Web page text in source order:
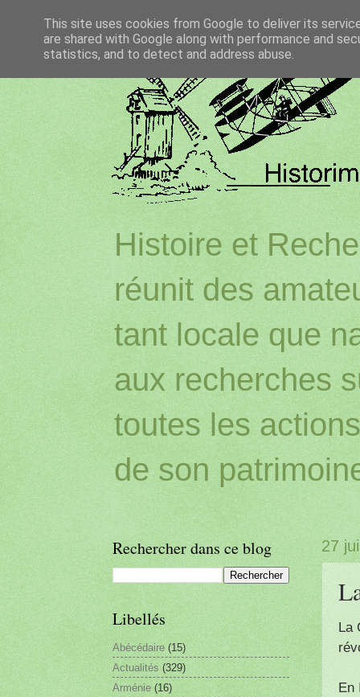
Histoire et
réunit des
tant locale que
aux recherches
toutes les
de son
27
La
En
Rechercher dans ce blog
Libellés
Abécédaire (15)
Actualités (329)
Arménie (16)
This site uses cookies from Google to deliver its
are shared with Google along with performance and
statistics, and to detect and address abuse.